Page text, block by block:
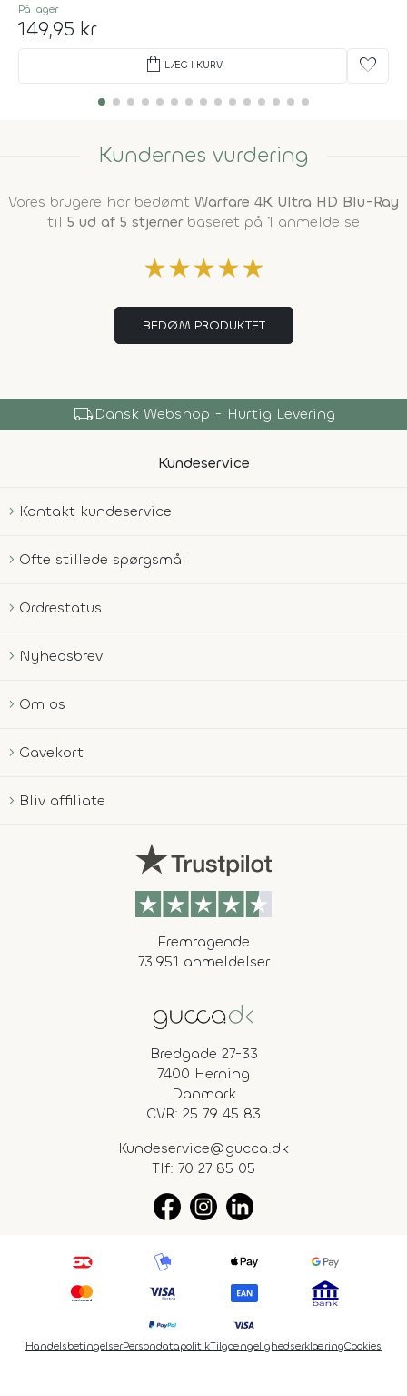
På lager
149,95 kr
shopping_bag LÆG I KURV favorite
Kundernes vurdering
Vores brugere har bedømt Warfare 4K Ultra HD Blu-Ray
til 5 ud af 5 stjernerbaseret på 1 anmeldelse
★★★★★
BEDØM PRODUKTET
local_shippingDansk Webshop - Hurtig Levering
Kundeservice
Kontakt kundeservice
Ofte stillede spørgsmål
Ordrestatus
Nyhedsbrev
Om os
Gavekort
Bliv affiliate
Fremragende
73.951 anmeldelser
Bredgade 27-33
7400 Herning
Danmark
CVR: 25 79 45 83
Kundeservice@gucca.dk
Tlf: 70 27 85 05
HandelsbetingelserPersondatapolitikTilgængelighedserklæringCookies